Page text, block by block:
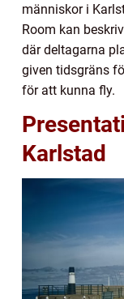
människor i
Room kan
där deltagarna
given tidsgräns
för att kunna fly.
Karlstad